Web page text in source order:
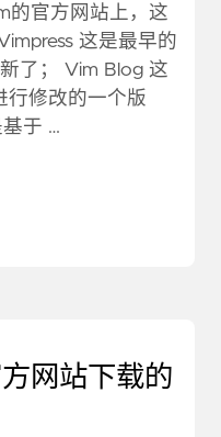
的官方网站上，这
这是最早的
了； Vim Blog 这
行修改的一个版
基于 …
网站下载的